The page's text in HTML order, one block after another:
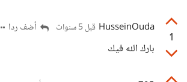
1
HusseinOuda قبل 5 سنوات أضف ردا
بارك الله فيك